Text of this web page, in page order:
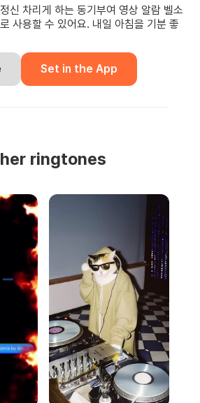
신 차리게 하는 동기부여 영상 알람 벨소
사용할 수 있어요. 내일 아침을 기분 좋
Set in the App
ringtones